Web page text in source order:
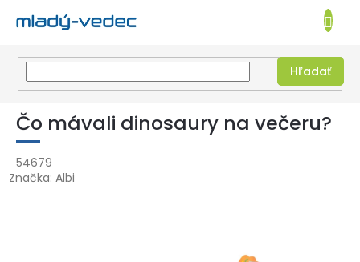
Prejsť
obsah
EUR
Hľadať
KOŠÍK
Čo mávali dinosaury na večeru?
54679
Značka: Albi